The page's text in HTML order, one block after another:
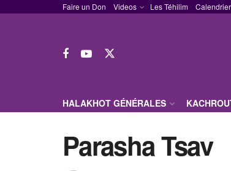
Faire un Don Videos Les Téhilim
HALAKHOT GÉNÉRALES
Parasha Tsav